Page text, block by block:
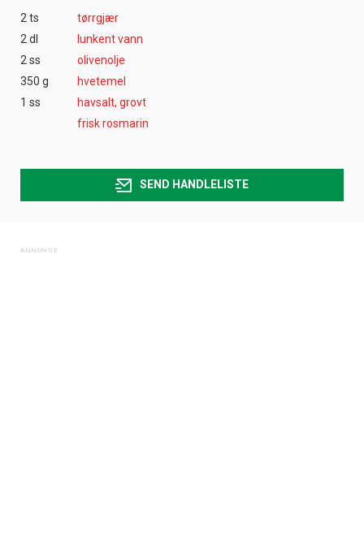
2 ts
tørrgjær
2 dl
lunkent vann
2 ss
olivenolje
350 g
hvetemel
1 ss
havsalt, grovt
frisk rosmarin
SEND HANDLELISTE